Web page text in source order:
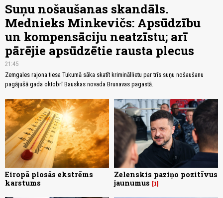
Suņu nošaušanas skandāls.
Mednieks Minkevičs: Apsūdzību
un kompensāciju neatzīstu; arī
pārējie apsūdzētie rausta plecus
21:45
Zemgales rajona tiesa Tukumā sāka skatīt krimināllietu par trīs suņu nošaušanu
pagājušā gada oktobrī Bauskas novada Brunavas pagastā.
Eiropā plosās ekstrēms
karstums
Zelenskis paziņo pozitīvus
jaunumus
1